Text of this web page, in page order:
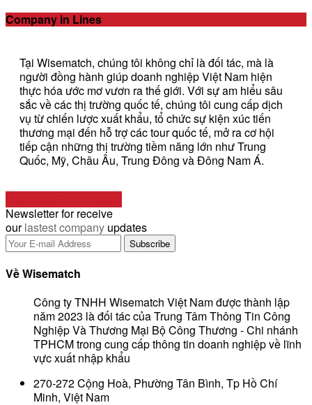
Company in Lines
Tại Wisematch, chúng tôi không chỉ là đối tác, mà là
người đồng hành giúp doanh nghiệp Việt Nam hiện
thực hóa ước mơ vươn ra thế giới. Với sự am hiểu sâu
sắc về các thị trường quốc tế, chúng tôi cung cấp dịch
vụ từ chiến lược xuất khẩu, tổ chức sự kiện xúc tiến
thương mại đến hỗ trợ các tour quốc tế, mở ra cơ hội
tiếp cận những thị trường tiềm năng lớn như Trung
Quốc, Mỹ, Châu Âu, Trung Đông và Đông Nam Á.
Newsletter for receive
ourlastest company updates
Về Wisematch
Công ty TNHH Wisematch Việt Nam được thành lập
năm 2023 là đối tác của Trung Tâm Thông Tin Công
Nghiệp Và Thương Mại Bộ Công Thương - Chi nhánh
TPHCM trong cung cấp thông tin doanh nghiệp về lĩnh
vực xuất nhập khẩu
270-272 Cộng Hoà, Phường Tân Bình, Tp Hồ Chí
Minh, Việt Nam